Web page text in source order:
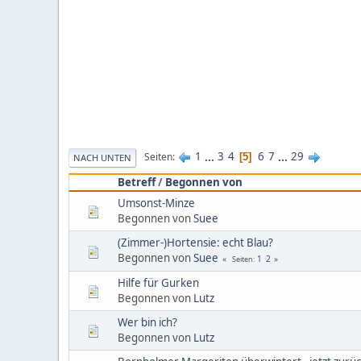
NACH UNTEN Seiten 1 ... 3 4 5 6 7 ... 29
Betreff/ Begonnen von
Umsonst-Minze
Begonnen vonSuee
(Zimmer-)Hortensie: echt Blau?
Begonnen vonSuee Seiten 1 2
Hilfe für Gurken
Begonnen von Lutz
Wer bin ich?
Begonnen von Lutz